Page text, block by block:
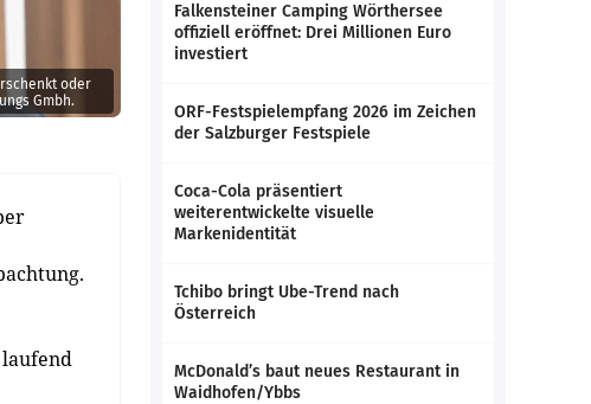
oder
Gmbh.
Falkensteiner Camping Wörthersee
offiziell eröffnet: Drei Millionen Euro
investiert
ORF-Festspielempfang 2026 im Zeichen
der Salzburger Festspiele
Coca-Cola präsentiert
weiterentwickelte visuelle
Markenidentität
Tchibo bringt Ube-Trend nach
Österreich
McDonald’s baut neues Restaurant in
Waidhofen/Ybbs